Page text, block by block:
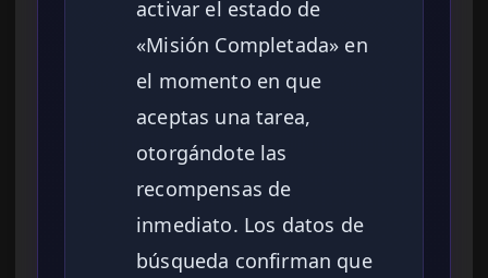
activar el estado de
«Misión Completada» en
el momento en que
aceptas una tarea,
otorgándote las
recompensas de
inmediato. Los datos de
búsqueda confirman que